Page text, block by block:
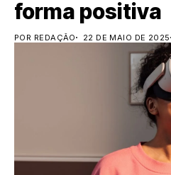
forma positiva
POR REDAÇÃO 22 DE MAIO DE 2025